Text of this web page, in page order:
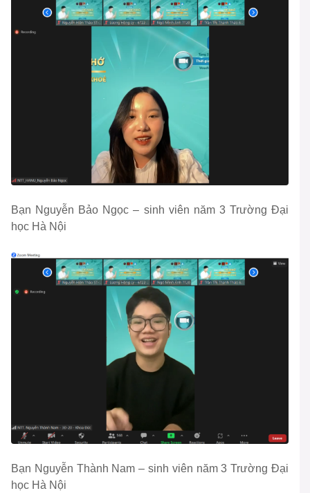
Bạn Nguyễn Bảo Ngọc – sinh viên năm 3 Trường Đại
học Hà Nội
Bạn Nguyễn Thành Nam – sinh viên năm 3 Trường Đại
học Hà Nội